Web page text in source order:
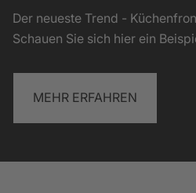
Der neueste Trend -
Schauen Sie sich hier ein
MEHR ERFAHREN